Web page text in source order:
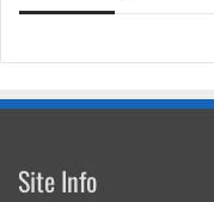
Site Info